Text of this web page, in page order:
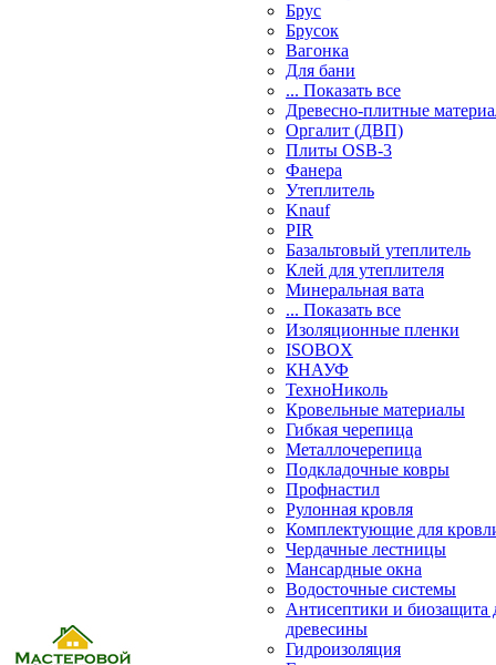
Брус
Брусок
Вагонка
Для бани
... Показать все
Древесно-плитные
Оргалит (ДВП)
Плиты OSB-3
Фанера
Утеплитель
Knauf
PIR
Базальтовый утеплитель
Клей для утеплителя
Минеральная вата
... Показать все
Изоляционные пленки
ISOBOX
КНАУФ
ТехноНиколь
Кровельные материалы
Гибкая черепица
Металлочерепица
Подкладочные ковры
Профнастил
Рулонная кровля
Комплектующие для
Чердачные лестницы
Мансардные окна
Водосточные системы
Антисептики и биозащита
древесины
Гидроизоляция